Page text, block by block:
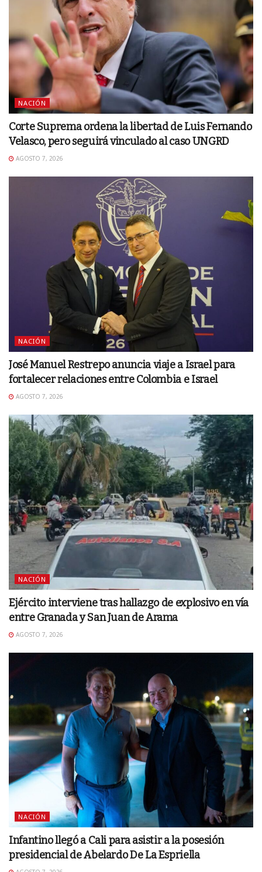
NACIÓN
Corte Suprema ordena la libertad de Luis Fernando
Velasco, pero seguirá vinculado al caso UNGRD
AGOSTO 7, 2026
NACIÓN
José Manuel Restrepo anuncia viaje a Israel para
fortalecer relaciones entre Colombia e Israel
AGOSTO 7, 2026
NACIÓN
Ejército interviene tras hallazgo de explosivo en vía
entre Granada y San Juan de Arama
AGOSTO 7, 2026
NACIÓN
Infantino llegó a Cali para asistir a la posesión
presidencial de Abelardo De La Espriella